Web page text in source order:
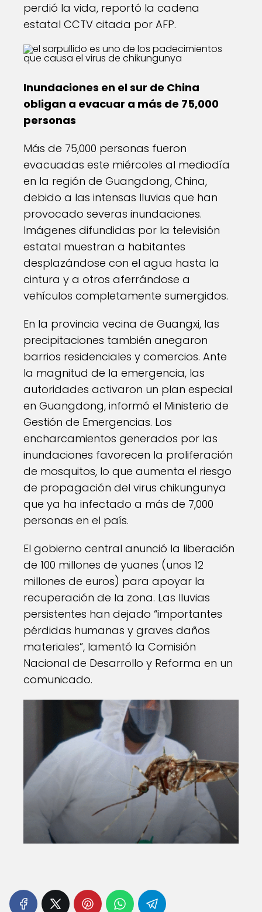
perdió la vida, reportó la cadena
estatal CCTV citada por AFP.
Inundaciones en el sur de China
obligan a evacuar a más de 75,000
personas
Más de 75,000 personas fueron
evacuadas este miércoles al mediodía
en la región de Guangdong, China,
debido a las intensas lluvias que han
provocado severas inundaciones.
Imágenes difundidas por la televisión
estatal muestran a habitantes
desplazándose con el agua hasta la
cintura y a otros aferrándose a
vehículos completamente sumergidos.
En la provincia vecina de Guangxi, las
precipitaciones también anegaron
barrios residenciales y comercios. Ante
la magnitud de la emergencia, las
autoridades activaron un plan especial
en Guangdong, informó el Ministerio de
Gestión de Emergencias. Los
encharcamientos generados por las
inundaciones favorecen la proliferación
de mosquitos, lo que aumenta el riesgo
de propagación del virus chikungunya
que ya ha infectado a más de 7,000
personas en el país.
El gobierno central anunció la liberación
de 100 millones de yuanes (unos 12
millones de euros) para apoyar la
recuperación de la zona. Las lluvias
persistentes han dejado “importantes
pérdidas humanas y graves daños
materiales”, lamentó la Comisión
Nacional de Desarrollo y Reforma en un
comunicado.